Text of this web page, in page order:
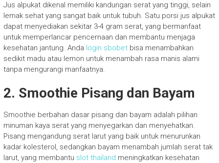
Jus alpukat dikenal memiliki kandungan serat yang tinggi, selain
lemak sehat yang sangat baik untuk tubuh. Satu porsi jus alpukat
dapat menyediakan sekitar 3-4 gram serat, yang bermanfaat
untuk memperlancar pencernaan dan membantu menjaga
kesehatan jantung. Anda login sbobetbisa menambahkan
sedikit madu atau lemon untuk menambah rasa manis alami
tanpa mengurangi manfaatnya.
2. Smoothie Pisang dan Bayam
Smoothie berbahan dasar pisang dan bayam adalah pilihan
minuman kaya serat yang menyegarkan dan menyehatkan.
Pisang mengandung serat larut yang baik untuk menurunkan
kadar kolesterol, sedangkan bayam menambah jumlah serat tak
larut, yang membantu slot thailand meningkatkan kesehatan